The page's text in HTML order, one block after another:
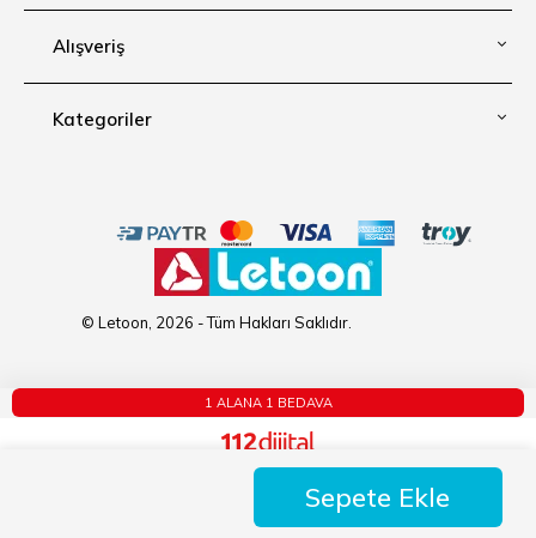
Alışveriş
Kategoriler
© Letoon, 2026 - Tüm Hakları Saklıdır.
1 ALANA 1 BEDAVA